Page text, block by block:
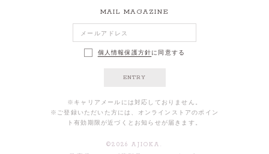
MAIL MAGAZINE
個人情報保護方針に同意する
ENTRY
※キャリアメールには対応しておりません。
※ご登録いただいた方には、オンラインストアのポイン
ト有効期限が近づくとお知らせが届きます。
©2026 AJIOKA.